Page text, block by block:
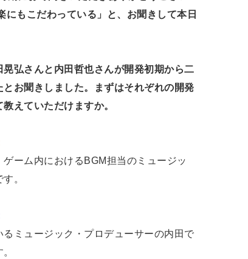
にもこだわっている」と、お聞きして本日
弘さんと内田哲也さんが開発初期から二
とお聞きしました。まずはそれぞれの開発
えていただけますか。
ーム内におけるBGM担当のミュージッ
。
ミュージック・プロデューサーの内田で